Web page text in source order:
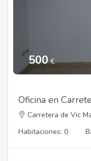
500€
Oficina en
Carretera de Vic
Habitaciones: 0